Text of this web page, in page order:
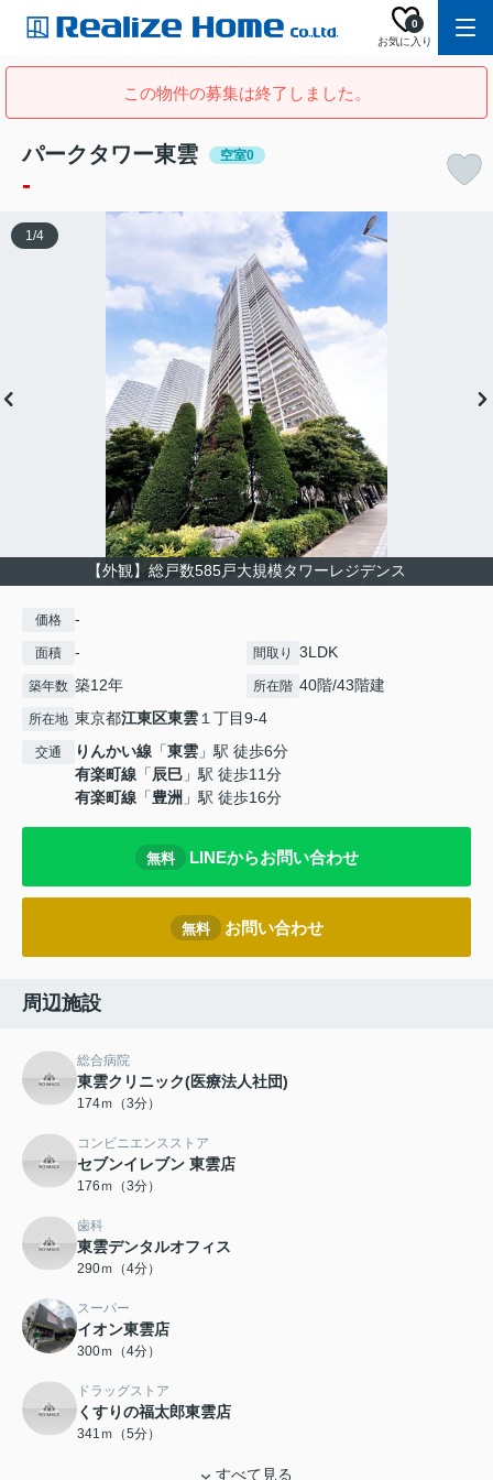
お気に入り
0
この物件の募集は終了しました。
パークタワー東雲 空室0
-
【外観】総戸数585戸大規模タワーレジデンス
1/4
価格 -
面積 - 間取り 3LDK
築年数 築12年 所在階 40階/43階建
所在地 東京都江東区東雲１丁目9-4
交通 りんかい線 「東雲 」駅 徒歩6分
有楽町線 「辰巳 」駅 徒歩11分
有楽町線 「豊洲 」駅 徒歩16分
無料 LINEからお問い合わせ
無料 お問い合わせ
周辺施設
総合病院
東雲クリニック(医療法人社団)
174ｍ（3分）
コンビニエンスストア
セブンイレブン 東雲店
176ｍ（3分）
歯科
東雲デンタルオフィス
290ｍ（4分）
スーパー
イオン東雲店
300ｍ（4分）
ドラッグストア
くすりの福太郎東雲店
341ｍ（5分）
すべて見る